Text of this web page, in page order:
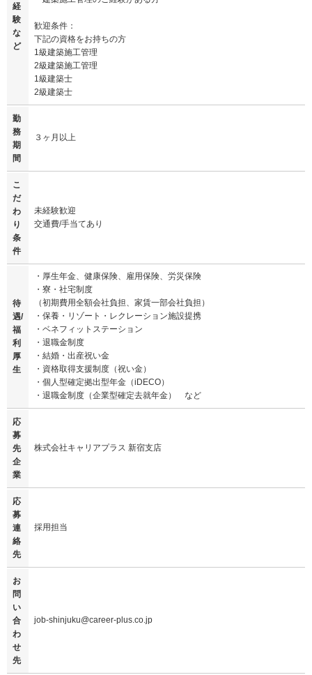
経
験
な
ど
歓迎条件：
下記の資格をお持ちの方
1級建築施工管理
2級建築施工管理
1級建築士
2級建築士
勤
務
期
間
３ヶ月以上
こ
だ
わ
り
条
件
未経験歓迎
交通費/手当てあり
待
遇/
福
利
厚
生
・厚生年金、健康保険、雇用保険、労災保険
・寮・社宅制度
（初期費用全額会社負担、家賃一部会社負担）
・保養・リゾート・レクレーション施設提携
・ベネフィットステーション
・退職金制度
・結婚・出産祝い金
・資格取得支援制度（祝い金）
・個人型確定拠出型年金（iDECO）
・退職金制度（企業型確定去就年金） など
応
募
先
企
業
株式会社キャリアプラス 新宿支店
応
募
連
絡
先
採用担当
お
問
い
合
わ
せ
先
job-shinjuku@career-plus.co.jp